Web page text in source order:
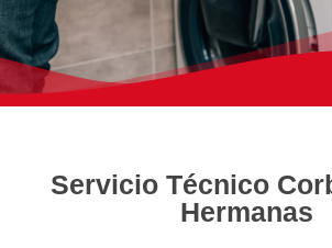
Servicio Técnico
Hermanas